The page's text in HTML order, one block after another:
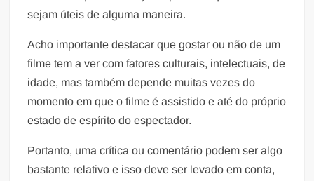
sejam úteis de alguma maneira.
Acho importante destacar que gostar ou não de um
filme tem a ver com fatores culturais, intelectuais, de
idade, mas também depende muitas vezes do
momento em que o filme é assistido e até do próprio
estado de espírito do espectador.
Portanto, uma crítica ou comentário podem ser algo
bastante relativo e isso deve ser levado em conta,